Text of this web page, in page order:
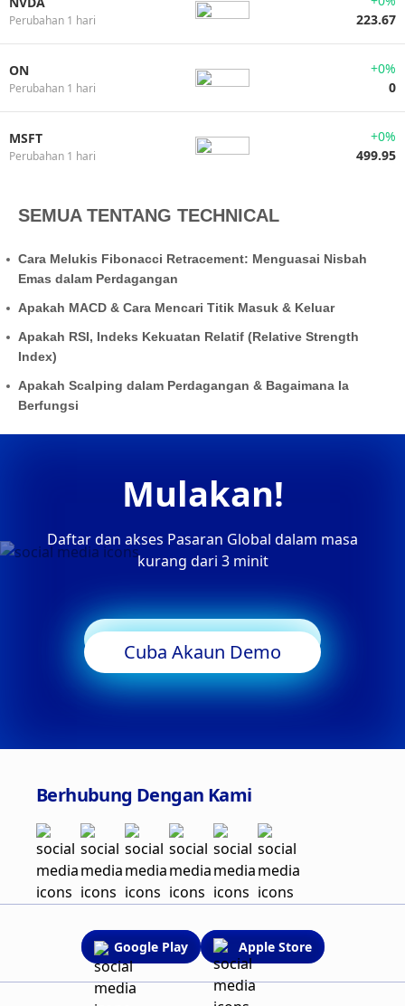
Perubahan 1 hari
223.67
ON
Perubahan 1 hari
+0%
0
MSFT
Perubahan 1 hari
+0%
499.95
SEMUA TENTANG TECHNICAL
Cara Melukis Fibonacci Retracement: Menguasai Nisbah
Emas dalam Perdagangan
Apakah MACD & Cara Mencari Titik Masuk & Keluar
Apakah RSI, Indeks Kekuatan Relatif (Relative Strength
Index)
Apakah Scalping dalam Perdagangan & Bagaimana Ia
Berfungsi
Mulakan!
Daftar dan akses Pasaran Global dalam masa
kurang dari 3 minit
Mula Berdagang
Cuba Akaun Demo
Berhubung Dengan Kami
Google Play Apple Store